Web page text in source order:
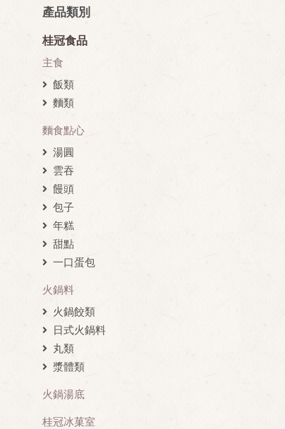
產品類別
桂冠食品
主食
飯類
麵類
麵食點心
湯圓
雲吞
饅頭
包子
年糕
甜點
一口蛋包
火鍋料
火鍋餃類
日式火鍋料
丸類
漿體類
火鍋湯底
桂冠冰菓室